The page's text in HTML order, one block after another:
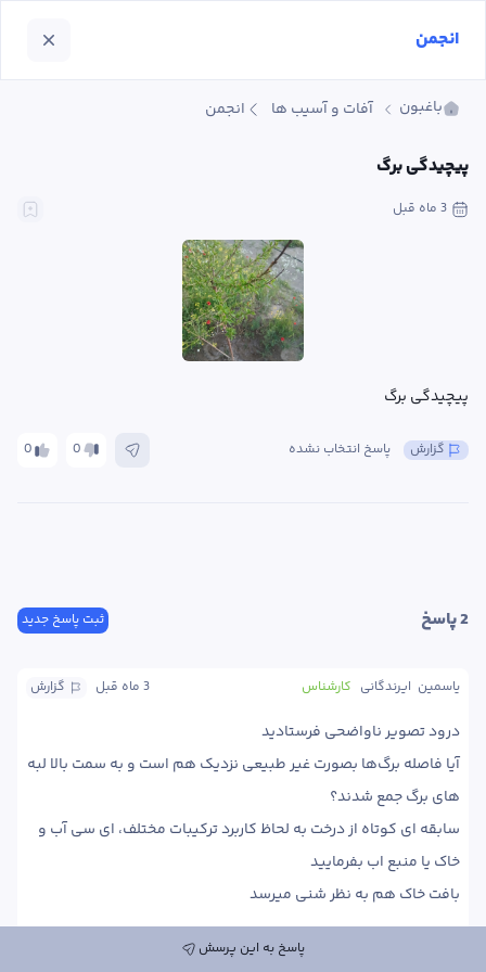
باغبون آفات و آسیب ها انجمن
پیچیدگی برگ
3 ماه قبل
پیچیدگی برگ
0 0 پاسخ انتخاب نشده گزارش
ثبت پاسخ جدید 2 پاسخ
گزارش 3 ماه قبل کارشناس یاسمین  ایرندگانی
بافت خاک هم به نظر شنی میرسد
پاسخ به این پرسش
انجمن